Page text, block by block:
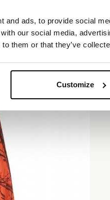
and ads, to provide social
our social media,
them or that they’ve
Customize